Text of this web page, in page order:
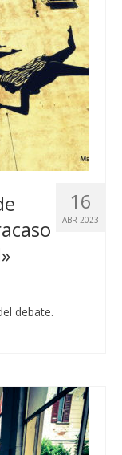
16
ABR 2023
debate.